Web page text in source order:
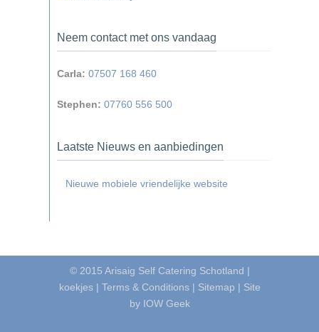
Neem contact met ons vandaag
Carla: 07507 168 460
Stephen: 07760 556 500
Laatste Nieuws en aanbiedingen
Nieuwe mobiele vriendelijke website
© 2015 Arisaig Self Catering Schotland |
koekjes| Terms & Conditions| Sitemap | Site
by IOW Geek